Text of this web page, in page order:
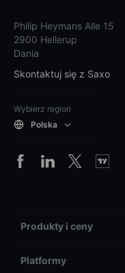
Philip Heymans Alle 15
2900 Hellerup
Dania
Skontaktuj się z Saxo
Wybierz region
Polska
Produkty i ceny
Platformy